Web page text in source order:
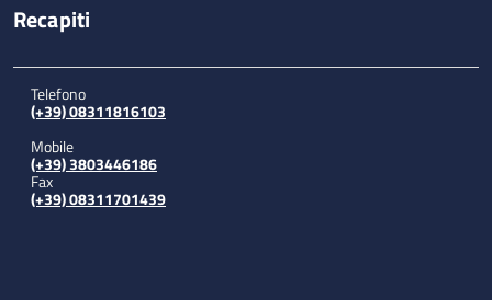
Recapiti
Telefono
(+39) 08311816103
Mobile
(+39) 3803446186
Fax
(+39) 08311701439